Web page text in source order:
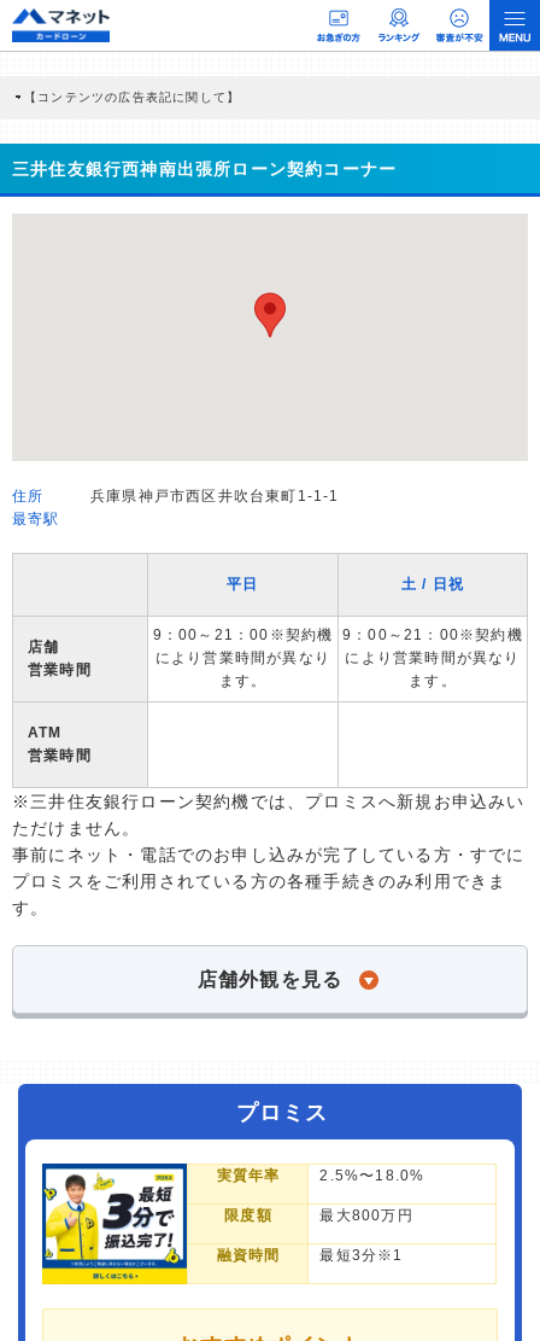
【コンテンツの広告表記に関して】
商品を根拠なくPRするものではなく、当編集部の調査／ユーザーへの口コミ収集な
どに基づき、公平性を担保した情報提供を行っています。
>提携企業一覧
三井住友銀行西神南出張所ローン契約コーナー
住所
兵庫県神戸市西区井吹台東町1-1-1
最寄駅
平日 土 / 日祝
店舗
営業時間
9：00～21：00※契約機
により営業時間が異なり
ます。
9：00～21：00※契約機
により営業時間が異なり
ます。
ATM
営業時間
※三井住友銀行ローン契約機では、プロミスへ新規お申込みい
ただけません。
事前にネット・電話でのお申し込みが完了している方・すでに
プロミスをご利用されている方の各種手続きのみ利用できま
す。
店舗外観を見る
プロミス
実質年率 2.5%〜18.0%
限度額 最大800万円
融資時間 最短3分※1